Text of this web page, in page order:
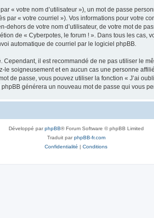
« votre nom d’utilisateur »), un mot de passe
« votre courriel »). Vos informations pour votre
de votre nom d’utilisateur, de votre mot de
de « Cyberpotes, le forum ! ». Dans tous les
automatique de courriel par le logiciel phpBB.
il est recommandé de ne pas utiliser le
soigneusement et en aucun cas une personne
de passe, vous pouvez utiliser la fonction « J’ai
générera un nouveau mot de passe qui vous
Développé parphpBB® Forum Software © phpBB Limited
Traduit parphpBB-fr.com
Confidentialité | Conditions